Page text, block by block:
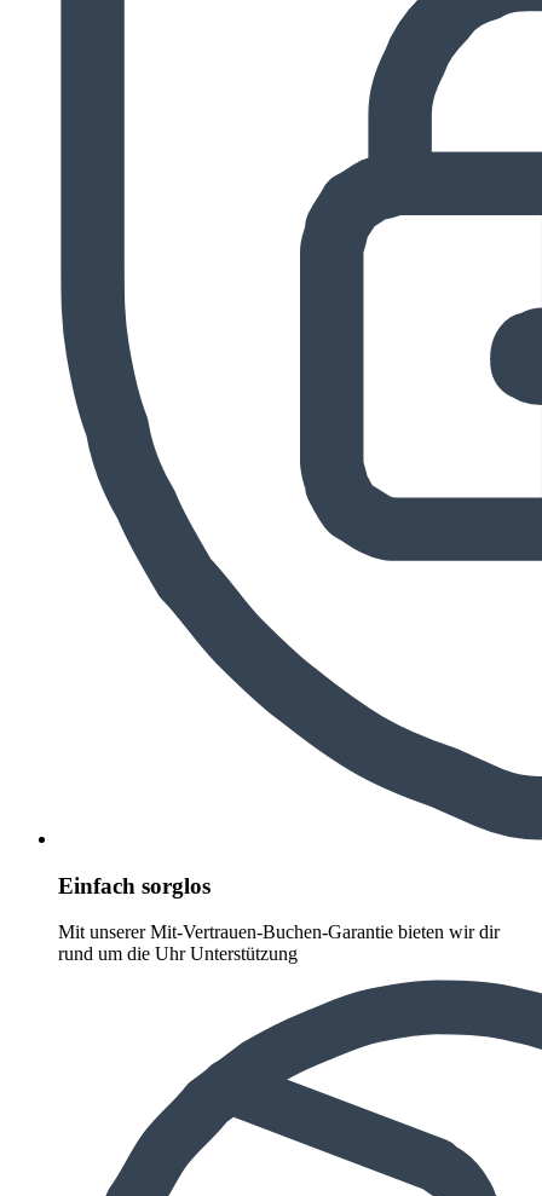
Einfach sorglos
Mit unserer Mit-Vertrauen-Buchen-Garantie bieten wir dir
rund um die Uhr Unterstützung